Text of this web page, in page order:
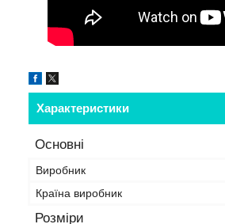
Характеристики
Основні
Виробник
Країна виробник
Розміри